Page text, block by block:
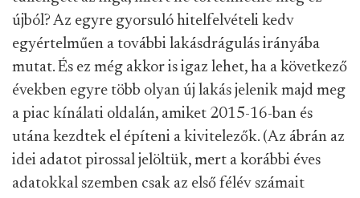
újból? Az egyre gyorsuló hitelfelvételi kedv
egyértelműen a további lakásdrágulás irányába
mutat. És ez még akkor is igaz lehet, ha a következő
években egyre több olyan új lakás jelenik majd meg
a piac kínálati oldalán, amiket 2015-16-ban és
utána kezdtek el építeni a kivitelezők. (Az ábrán az
idei adatot pirossal jelöltük, mert a korábbi éves
adatokkal szemben csak az első félév számait